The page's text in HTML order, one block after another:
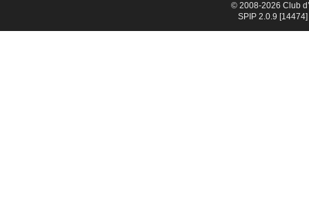
© 2008-2026 Club
SPIP 2.0.9 [14474]